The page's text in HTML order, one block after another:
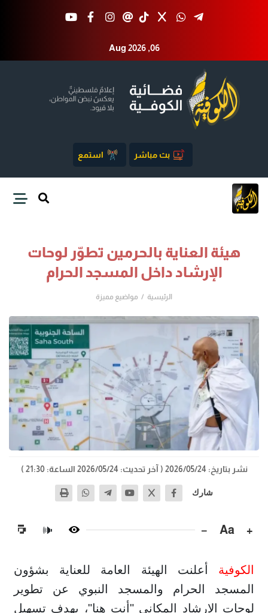
Aug 2026 ,06
بث مباشر استمع
هيئة العناية بالحرمين تطوّر لوحات
الإرشاد داخل المسجد الحرام
الرئيسية مواضيع مميزة
نشر بتاريخ: 2026/05/24 ( آخر تحديث: 2026/05/24 الساعة: 21:30 )
شارك
+
Aa
−
🔊
الكوفية أعلنت الهيئة العامة للعناية بشؤون
المسجد الحرام والمسجد النبوي عن تطوير
لوحات الإرشاد المكاني "أنت هنا"، بهدف تسهيل